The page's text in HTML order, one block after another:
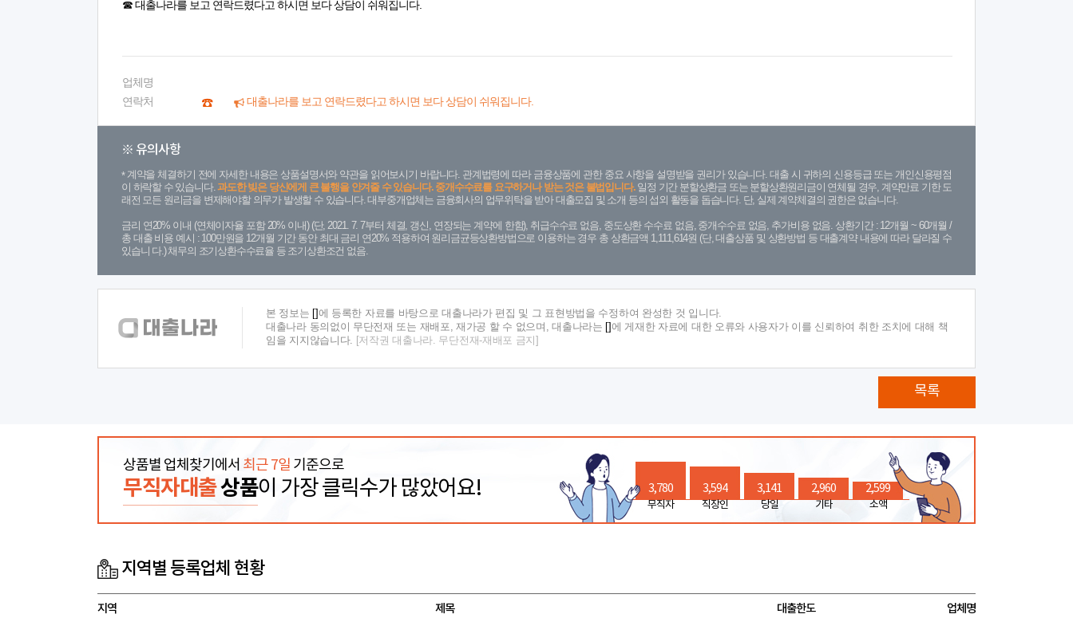
☎ 대출나라를 보고 연락드렸다고 하시면 보다 상담이 쉬워집니다.
업체명
연락처
대출나라를 보고 연락드렸다고 하시면 보다 상담이 쉬워집니다.
※ 유의사항
계약을 체결하기 전에 자세한 내용은 상품설명서와 약관을 읽어보시기 바랍니다. 관계법령에 따라 금융상품에 관한 중요 사항을 설명받을 권리가 있습니다. 대출 시 귀하의 신용등급 또는 개인신용평점
이 하락할 수 있습니다.과도한 빚은 당신에게 큰 불행을 안겨줄 수 있습니다. 중개수수료를 요구하거나 받는 것은 불법입니다.일정 기간 분할상환금 또는 분할상환원리금이 연체될 경우, 계약만료 기한 도
래전 모든 원리금을 변제해야할 의무가 발생할 수 있습니다. 대부중개업체는 금융회사의 업무위탁을 받아 대출모집 및 소개 등의 섭외 활동을 돕습니다. 단, 실제 계약체결의 권한은 없습니다.
금리 연20% 이내 (연체이자율 포함 20% 이내) (단, 2021. 7. 7부터 체결, 갱신, 연장되는 계약에 한함), 취급수수료 없음, 중도상환 수수료 없음, 중개수수료 없음, 추가비용 없음. 상환기간 : 12개월 ~ 60개월 /
총 대출 비용 예시 : 100만원을 12개월 기간 동안 최대 금리 연20% 적용하여 원리금균등상환방법으로 이용하는 경우 총 상환금액 1,111,614원 (단, 대출상품 및 상환방법 등 대출계약 내용에 따라 달라질 수
있습니 다.) 채무의 조기상환수수료율 등 조기상환조건 없음.
본 정보는
에 등록한 자료를 바탕으로 대출나라가 편집 및 그 표현방법을 수정하여 완성한 것 입니다.
대출나라 동의없이 무단전재 또는 재배포, 재가공 할 수 없으며, 대출나라는
에 게재한 자료에 대한 오류와 사용자가 이를 신뢰하여 취한 조치에 대해 책
임을 지지않습니다.
[저작권 대출나라. 무단전재-재배포 금지]
목록
상품별 업체찾기에서 최근 7일 기준으로
무직자대출상품이 가장 클릭수가 많았어요! 3,780
무직자
3,594
직장인
3,141
당일
2,960
기타
2,599
소액
지역별 등록업체 현황
지역 제목 대출한도 업체명